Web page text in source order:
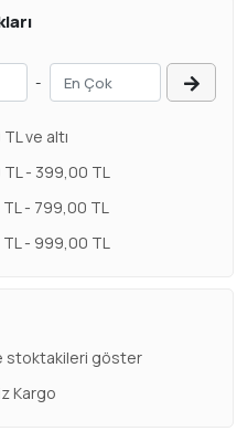
-
ve altı
- 399,00 TL
- 799,00 TL
- 999,00 TL
stoktakileri göster
Kargo